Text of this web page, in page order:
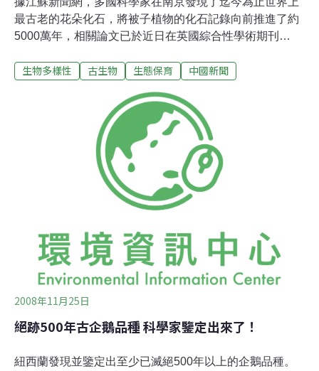
最古老的花朵化石，將被子植物的化石記錄向前推進了約
5000萬年，相關論文已於近日在英國綜合性學術期刊
來自西班牙、澳洲等國的國際科研團隊，在南京東郊一處
些花朵有五瓣，具備花的所有特徵，外形和「梅花」相
似。此發現打破了古生物學界長期流行的被子植物只在白
堊紀出現的觀點。研究表明，世界上最古老的花出現在距
今1.74億年前，比先前公認的化石記錄早了5000萬年。中
國中科院南京地質古生物研究所研究員王鑫表示，過去理
論上被子植物的種子是長在葉子的邊緣，葉子包卷起來就
形成了花裡面的雌蕊，而此化石顯示種子長在枝的頂端，
物的起源和演化具有顛覆性學術意義。
生物多樣性 古生物 生態保育 中國新聞
2008年11月25日
絕跡500年古企鵝品種 科學家鑒定出來了！
紐西蘭發現並鑒定出至少已滅絕500年以上的企鵝品種。